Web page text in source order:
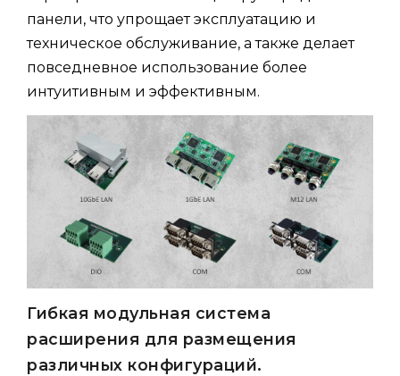
панели, что упрощает эксплуатацию и
техническое обслуживание, а также делает
повседневное использование более
интуитивным и эффективным.
Гибкая модульная система
расширения для размещения
различных конфигураций.